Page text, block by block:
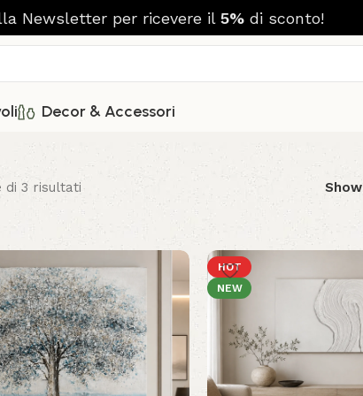
Newsletter per ricevere il 5%di sconto!
Decor & Accessori
di 3 risultati Show
HOT
NEW